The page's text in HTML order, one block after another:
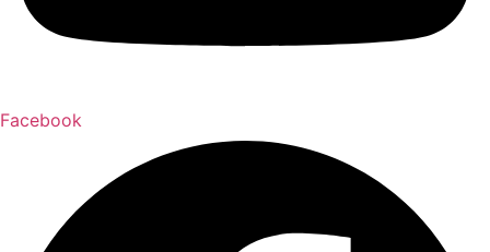
Facebook